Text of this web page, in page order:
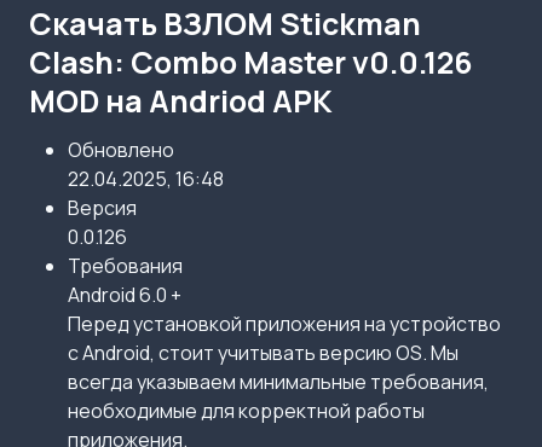
Скачать ВЗЛОМ Stickman
Clash: Combo Master v0.0.126
MOD на Andriod APK
Обновлено
22.04.2025, 16:48
Версия
0.0.126
Требования
Android 6.0 +
Перед установкой приложения на устройство
с Android, стоит учитывать версию OS. Мы
всегда указываем минимальные требования,
необходимые для корректной работы
приложения.